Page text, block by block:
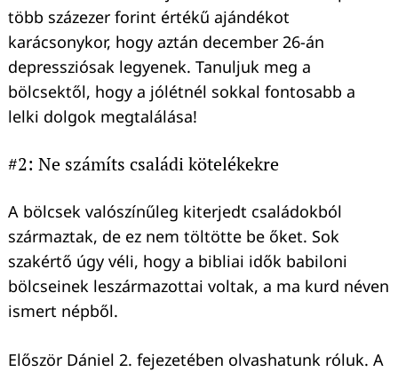
több százezer forint értékű ajándékot
karácsonykor, hogy aztán december 26-án
depressziósak legyenek. Tanuljuk meg a
bölcsektől, hogy a jólétnél sokkal fontosabb a
lelki dolgok megtalálása!
#2: Ne számíts családi kötelékekre
A bölcsek valószínűleg kiterjedt családokból
származtak, de ez nem töltötte be őket. Sok
szakértő úgy véli, hogy a bibliai idők babiloni
bölcseinek leszármazottai voltak, a ma kurd néven
ismert népből.
Először Dániel 2. fejezetében olvashatunk róluk. A